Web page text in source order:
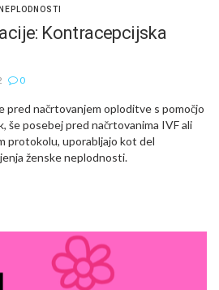
Kontracepcijska
0
načrtovanjem oploditve s pomočjo
še posebej pred načrtovanima IVF ali
protokolu, uporabljajo kot del
ženske neplodnosti.